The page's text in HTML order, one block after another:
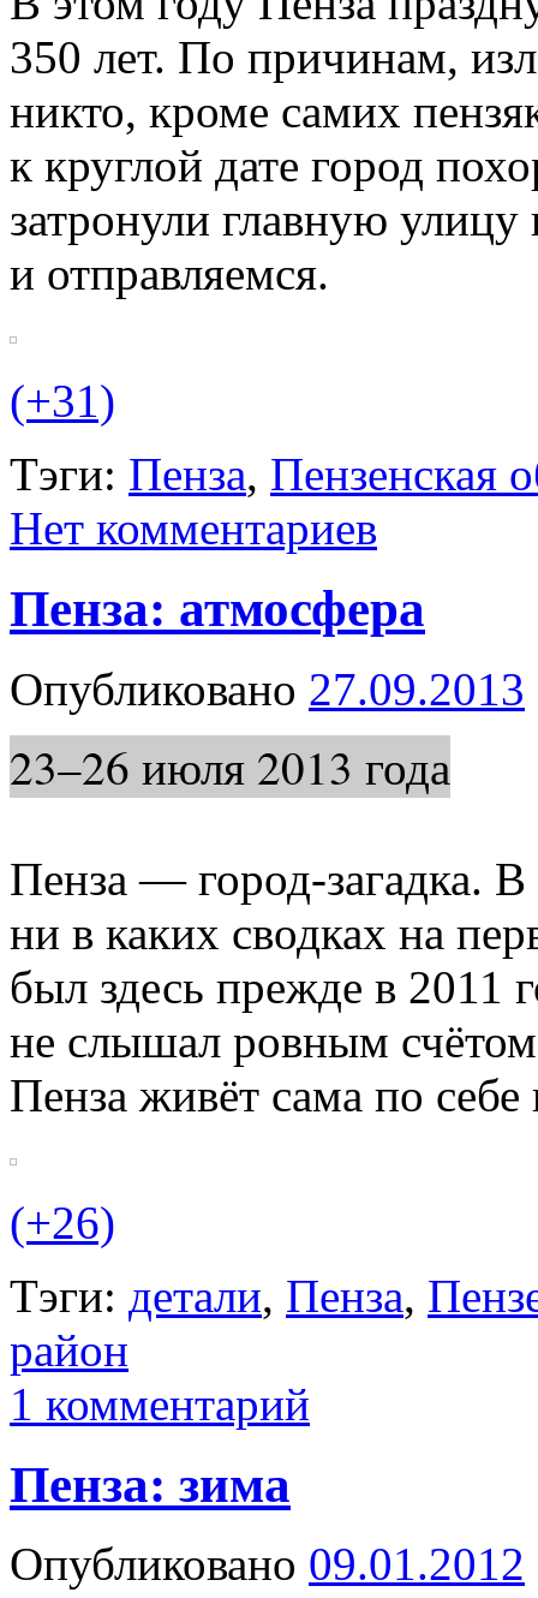
350 лет. По причинам,
никто, кроме самих
к круглой дате город
затронули главную
и отправляемся.
(+31)
Тэги: Пенза, Пензенская
Нет комментариев
Пенза: атмосфера
Опубликовано 27.09.2013
23–26 июля 2013 года
Пенза — город-загадка. В
ни в каких сводках на
был здесь прежде в 2011
не слышал ровным
Пенза живёт сама по
(+26)
Тэги: детали, Пенза,
район
1 комментарий
Пенза: зима
Опубликовано 09.01.2012